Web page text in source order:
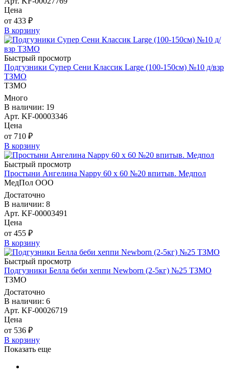
Цена
от 433 ₽
В корзину
Быстрый просмотр
Подгузники Супер Сени Классик Large (100-150см) №10 д/взр
ТЗМО
ТЗМО
Много
В наличии: 19
Арт. KF-00003346
Цена
от 710 ₽
В корзину
Быстрый просмотр
Простыни Ангелина Nappy 60 х 60 №20 впитыв. Медпол
МедПол ООО
Достаточно
В наличии: 8
Арт. KF-00003491
Цена
от 455 ₽
В корзину
Быстрый просмотр
Подгузники Белла беби хеппи Newborn (2-5кг) №25 ТЗМО
ТЗМО
Достаточно
В наличии: 6
Арт. KF-00026719
Цена
от 536 ₽
В корзину
Показать еще